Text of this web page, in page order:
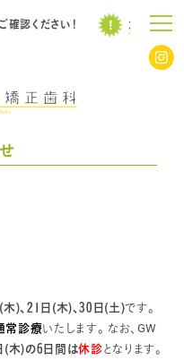
認ください！ 大事なお知
)、21日(木)、30日(土)です。
常診療いたします。 なお、GW
(木)の6日間は休診となります。